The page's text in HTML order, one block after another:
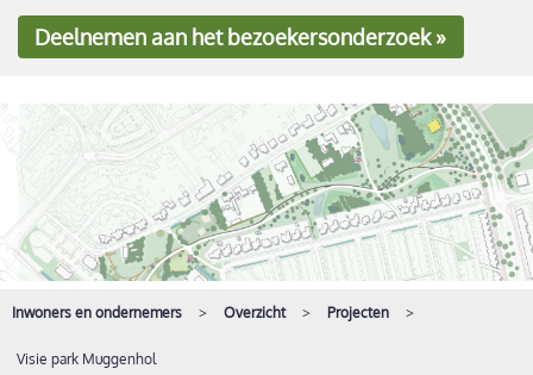
Deelnemenaan het bezoekersonderzoek »
Inwoners en ondernemers Overzicht Projecten
Visie park Muggenhol